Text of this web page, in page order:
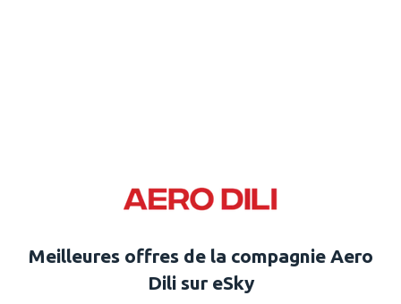
Meilleures offres de la compagnie Aero
Dili sur eSky